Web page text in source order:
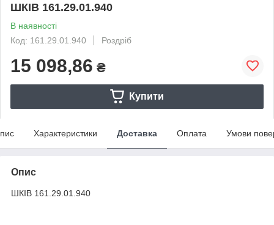
ШКІВ 161.29.01.940
В наявності
Код: 161.29.01.940
Роздріб
15 098,86 ₴
Купити
Характеристики Доставка Оплата Умови
Опис
ШКІВ 161.29.01.940